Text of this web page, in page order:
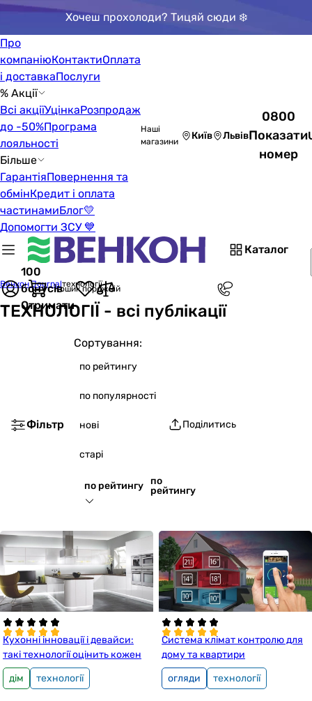
Хочеш прохолоди? Тицяй сюди ❄️
Про
компаніюКонтактиОплата
і доставкаПослуги
% Акції
Всі акціїУцінкаРозпродаж
до -50%Програма
лояльності
Більше
ГарантіяПовернення та
обмінКредит і оплата
частинамиБлог💛
Допомогти ЗСУ 💙
Наші
магазини
Київ Львів
0800
Показати
номер
Каталог
100
бонусів
Отримати
Кошик порожній
Венкон Journalтехнології
ТЕХНОЛОГІЇ - всі публікації
Фільтр
Сортування:
по рейтингу
по популярності
нові
старі
по рейтингу
по
рейтингу
Поділитись
Кухонні інновації і девайси:
такі технології оцінить кожен
дім
технології
Система клімат контролю для
дому та квартири
огляди
технології